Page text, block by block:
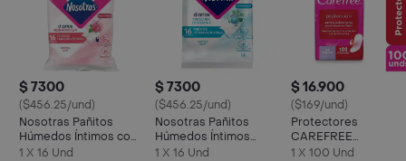
$ 7300
($456.25/und)
Nosotras Pañitos
Húmedos Íntimos con
Agua de Rosas
1 X 16 Und
$ 7300
($456.25/und)
Nosotras Pañitos
Húmedos Íntimos
Frescura Extrema
1 X 16 Und
$ 16.900
($169/und)
Protectores
CAREFREE
Protección PACK
1 X 100 Und